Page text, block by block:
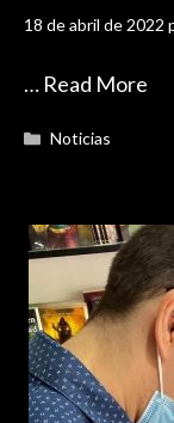
18 de abril de 2022
… Read More
Categorías
Noticias